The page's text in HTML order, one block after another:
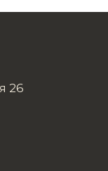
26